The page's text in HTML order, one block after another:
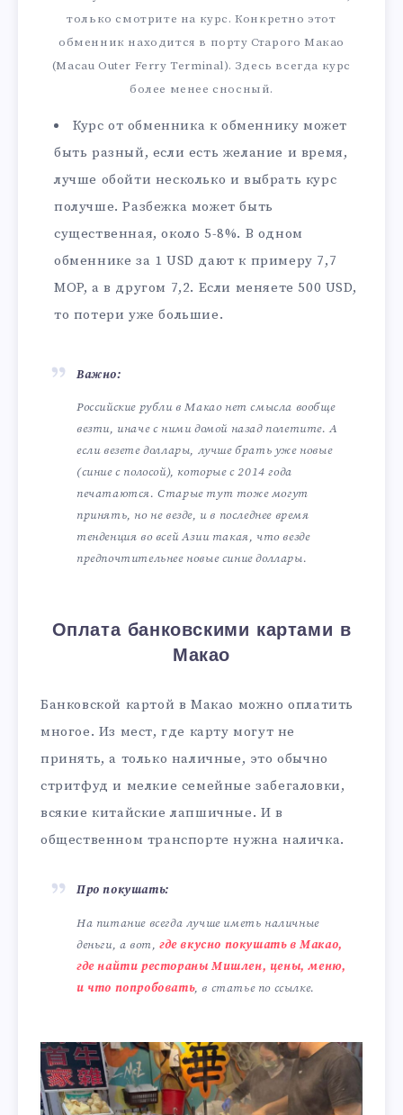
только смотрите на курс. Конкретно этот
обменник находится в порту Старого Макао
(Macau Outer Ferry Terminal). Здесь всегда курс
более менее сносный.
Курс от обменника к обменнику может
быть разный, если есть желание и время,
лучше обойти несколько и выбрать курс
получше. Разбежка может быть
существенная, около 5-8%. В одном
обменнике за 1 USD дают к примеру 7,7
MOP, а в другом 7,2. Если меняете 500 USD,
то потери уже большие.
Важно:
Российские рубли в Макао нет смысла вообще
везти, иначе с ними домой назад полетите. А
если везете доллары, лучше брать уже новые
(синие с полосой), которые с 2014 года
печатаются. Старые тут тоже могут
принять, но не везде, и в последнее время
тенденция во всей Азии такая, что везде
предпочтительнее новые синие доллары.
Оплата банковскими картами в
Макао
Банковской картой в Макао можно оплатить
многое. Из мест, где карту могут не
принять, а только наличные, это обычно
стритфуд и мелкие семейные забегаловки,
всякие китайские лапшичные. И в
общественном транспорте нужна наличка.
Про покушать:
На питание всегда лучше иметь наличные
деньги, а вот, где вкусно покушать в Макао,
где найти рестораны Мишлен, цены, меню,
и что попробовать, в статье по ссылке.